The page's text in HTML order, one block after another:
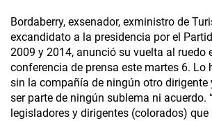
Bordaberry, exsenador, exministro de
excandidato a la presidencia por el
2009 y 2014, anunció su vuelta al ruedo
conferencia de prensa este martes 6. Lo
sin la compañía de ningún otro dirigente
ser parte de ningún sublema ni acuerdo.
legisladores y dirigentes (colorados) que